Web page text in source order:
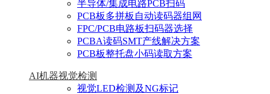
半导体/集成电路PCB扫码
PCB板多拼板自动读码器组网
FPC/PCB电路板扫码器选择
PCBA读码SMT产线解决方案
PCB板整托盘小码读取方案
AI机器视觉检测
视觉LED检测及NG标记